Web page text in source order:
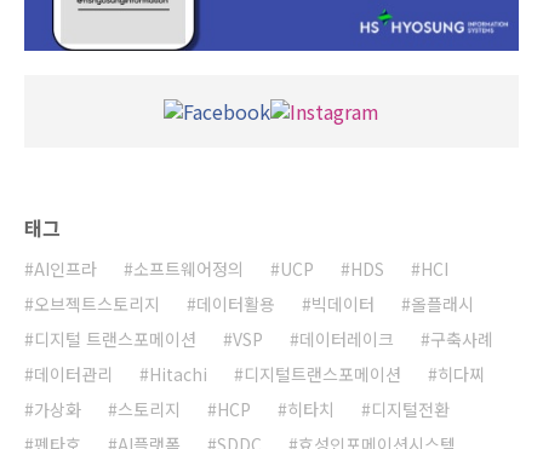
태그
AI인프라 소프트웨어정의 UCP HDS
HCI
오브젝트스토리지
데이터활용 빅데이터
올플래시
디지털 트랜스포메이션
VSP 데이터레이크
구축사례
데이터관리
Hitachi 디지털트랜스포메이션
히다찌
가상화
스토리지 HCP 히타치
디지털전환